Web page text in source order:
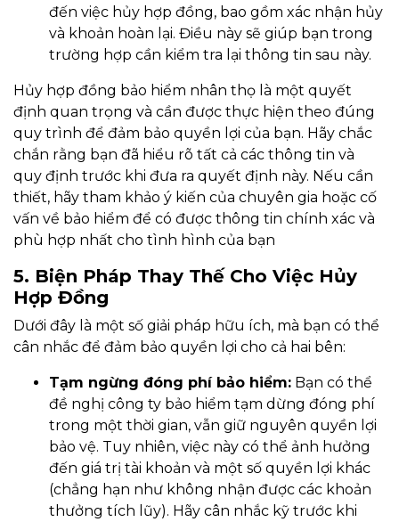
đến việc hủy hợp đồng, bao gồm xác nhận hủy
và khoản hoàn lại. Điều này sẽ giúp bạn trong
trường hợp cần kiểm tra lại thông tin sau này.
Hủy hợp đồng bảo hiểm nhân thọ là một quyết
định quan trọng và cần được thực hiện theo đúng
quy trình để đảm bảo quyền lợi của bạn. Hãy chắc
chắn rằng bạn đã hiểu rõ tất cả các thông tin và
quy định trước khi đưa ra quyết định này. Nếu cần
thiết, hãy tham khảo ý kiến của chuyên gia hoặc cố
vấn về bảo hiểm để có được thông tin chính xác và
phù hợp nhất cho tình hình của bạn
5. Biện Pháp Thay Thế Cho Việc Hủy
Hợp Đồng
Dưới đây là một số giải pháp hữu ích, mà bạn có thể
cân nhắc để đảm bảo quyền lợi cho cả hai bên:
Tạm ngừng đóng phí bảo hiểm: Bạn có thể
đề nghị công ty bảo hiểm tạm dừng đóng phí
trong một thời gian, vẫn giữ nguyên quyền lợi
bảo vệ. Tuy nhiên, việc này có thể ảnh hưởng
đến giá trị tài khoản và một số quyền lợi khác
(chẳng hạn như không nhận được các khoản
thưởng tích lũy). Hãy cân nhắc kỹ trước khi